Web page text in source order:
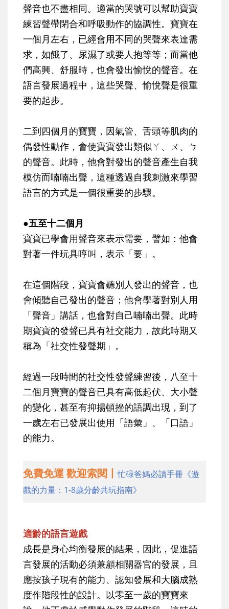
聲音也不盡相同。適當的哭號可以幫助寶寶
練習聲帶閉合和呼吸動作的協調性。寶寶在
一個月左右，已經會用不同的哭聲來表達需
求，如餓了、尿濕了或要人抱等等；而當他
們高興、舒服時，也會發出愉悅的聲音。在
語言發展過程中，這些哭聲、愉悅聲是很重
要的起步。
二到四個月的寶寶，因氣管、舌頭等肌肉的
偶發性動作，會使寶寶發出類似ㄚ、ㄨ、ㄅ
的聲音。此時，他會對發出的聲音產生自我
模仿而喃喃出聲，這種透過自我刺激來學習
語言的方式是一個很重要的步驟。
●五至十二個月
寶寶已學會用聲音來表示需要，譬如：他會
對著一件玩具哼叫，表示「要」。
在這個階段，寶寶會聽別人發出的聲音，也
會傾聽自己發出的聲音；他會學著對別人用
「聲音」講話，也會對自己喃喃出聲。此時
期寶寶的發聲已具有社交能力，故此時期又
稱為「社交性發聲期」。
經過一段時間的社交性發聲練習後，八至十
二個月寶寶的聲音已具有高低起伏、大小聲
的變化，甚至有抑揚頓挫的語調出現，到了
一歲左右已發展出使用「語彙」、「口語」
的能力。
免費免運 歡迎索閱丨忙碌爸媽必讀手冊《遊
戲的力量：1-8歲分齡共玩指南》
適齡的語言遊戲
成長是身心均衡發展的結果，因此，促進語
言發展的活動必須兼顧相關器官的發展，且
應按孩子現有的能力、認知發展和大腦成熟
度作階段性的設計。以零至一歲的寶寶來